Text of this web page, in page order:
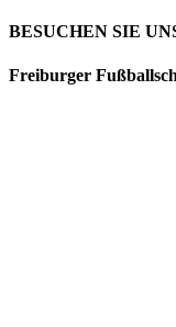
BESUCHEN SIE
Freiburger